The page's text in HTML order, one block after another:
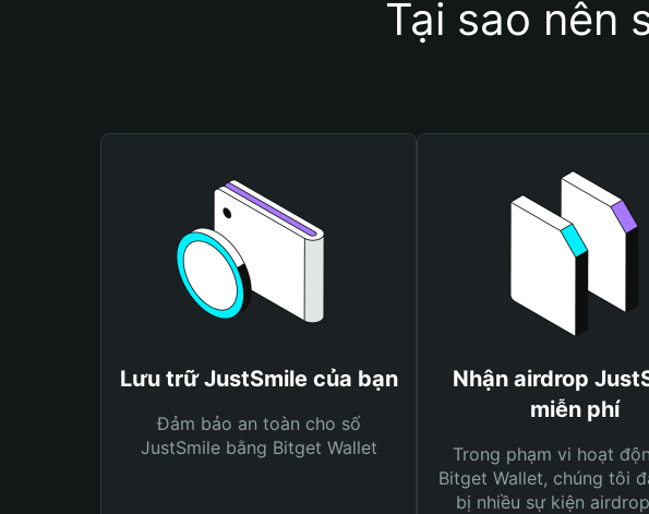
Tại sao nên
Lưu trữ JustSmile của bạn
Đảm bảo an toàn cho số
JustSmile bằng Bitget Wallet
Nhận airdrop
miễn phí
Trong phạm vi hoạt
Bitget Wallet, chúng tôi
bị nhiều sự kiện